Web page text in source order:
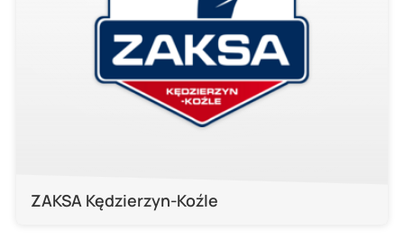
ZAKSA Kędzierzyn-Koźle